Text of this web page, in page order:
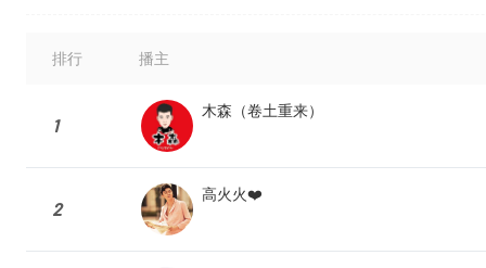
排行 播主
1
木森（卷土重来）
2
高火火❤️